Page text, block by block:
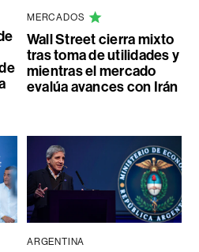
MERCADOS
Wall Street cierra mixto
tras toma de utilidades y
mientras el mercado
evalúa avances con Irán
ARGENTINA